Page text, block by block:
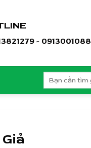
- 0913001088
kiếm: